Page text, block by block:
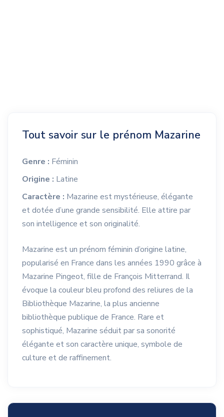
Tout savoir sur le prénom Mazarine
Genre : Féminin
Origine : Latine
Caractère : Mazarine est mystérieuse, élégante
et dotée d’une grande sensibilité. Elle attire par
son intelligence et son originalité.
Mazarine est un prénom féminin d’origine latine,
popularisé en France dans les années 1990 grâce à
Mazarine Pingeot, fille de François Mitterrand. Il
évoque la couleur bleu profond des reliures de la
Bibliothèque Mazarine, la plus ancienne
bibliothèque publique de France. Rare et
sophistiqué, Mazarine séduit par sa sonorité
élégante et son caractère unique, symbole de
culture et de raffinement.